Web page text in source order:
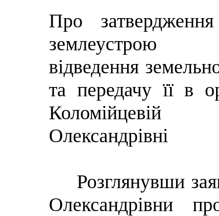
Про
відведення
та передачу її в
Олександрівні
Розглянувши
Олександрівни